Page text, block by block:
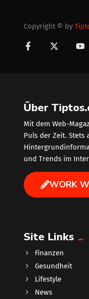
Copyright © by
Über
Mit dem Web-
Puls der Zeit. Stets
und Trends im
WORK
Site Links
Finanzen
Gesundheit
Lifestyle
News